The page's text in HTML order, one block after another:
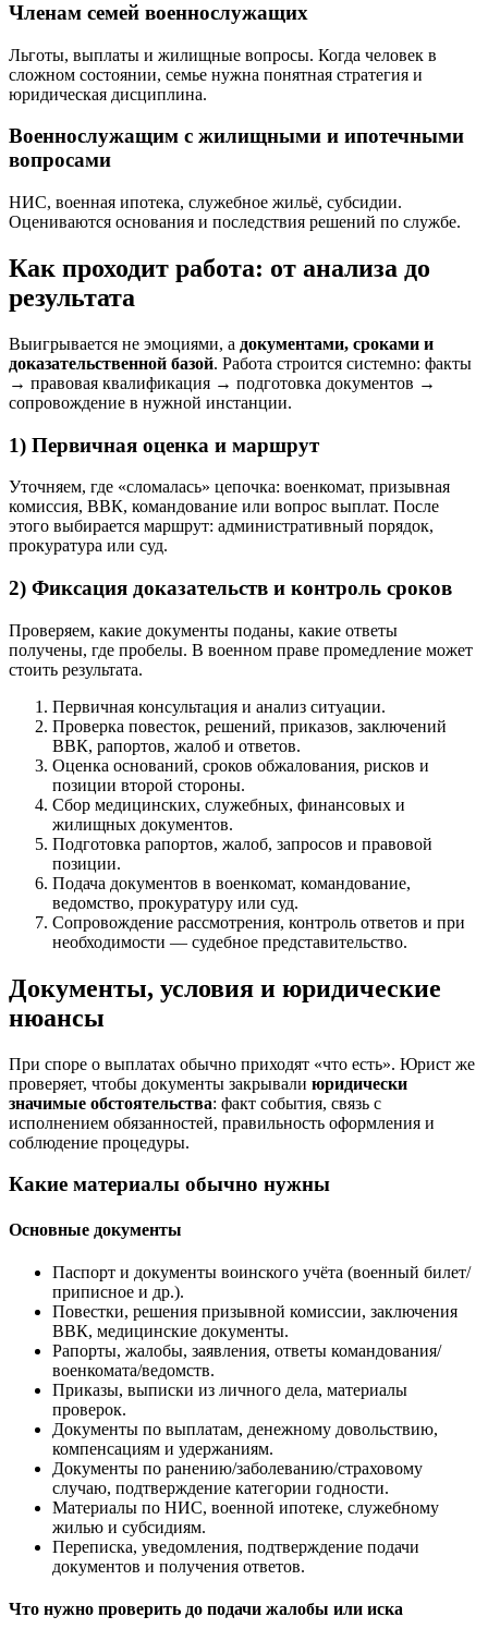
Членам семей военнослужащих
Льготы, выплаты и жилищные вопросы. Когда человек в
сложном состоянии, семье нужна понятная стратегия и
юридическая дисциплина.
Военнослужащим с жилищными и ипотечными
вопросами
НИС, военная ипотека, служебное жильё, субсидии.
Оцениваются основания и последствия решений по службе.
Как проходит работа: от анализа до
результата
Выигрывается не эмоциями, а документами, сроками и
доказательственной базой. Работа строится системно: факты
→ правовая квалификация → подготовка документов →
сопровождение в нужной инстанции.
1) Первичная оценка и маршрут
Уточняем, где «сломалась» цепочка: военкомат, призывная
комиссия, ВВК, командование или вопрос выплат. После
этого выбирается маршрут: административный порядок,
прокуратура или суд.
2) Фиксация доказательств и контроль сроков
Проверяем, какие документы поданы, какие ответы
получены, где пробелы. В военном праве промедление может
стоить результата.
Первичная консультация и анализ ситуации.
Проверка повесток, решений, приказов, заключений
ВВК, рапортов, жалоб и ответов.
Оценка оснований, сроков обжалования, рисков и
позиции второй стороны.
Сбор медицинских, служебных, финансовых и
жилищных документов.
Подготовка рапортов, жалоб, запросов и правовой
позиции.
Подача документов в военкомат, командование,
ведомство, прокуратуру или суд.
Сопровождение рассмотрения, контроль ответов и при
необходимости — судебное представительство.
Документы, условия и юридические
нюансы
При споре о выплатах обычно приходят «что есть». Юрист же
проверяет, чтобы документы закрывали юридически
значимые обстоятельства: факт события, связь с
исполнением обязанностей, правильность оформления и
соблюдение процедуры.
Какие материалы обычно нужны
Основные документы
Паспорт и документы воинского учёта (военный билет/
приписное и др.).
Повестки, решения призывной комиссии, заключения
ВВК, медицинские документы.
Рапорты, жалобы, заявления, ответы командования/
военкомата/ведомств.
Приказы, выписки из личного дела, материалы
проверок.
Документы по выплатам, денежному довольствию,
компенсациям и удержаниям.
Документы по ранению/заболеванию/страховому
случаю, подтверждение категории годности.
Материалы по НИС, военной ипотеке, служебному
жилью и субсидиям.
Переписка, уведомления, подтверждение подачи
документов и получения ответов.
Что нужно проверить до подачи жалобы или иска